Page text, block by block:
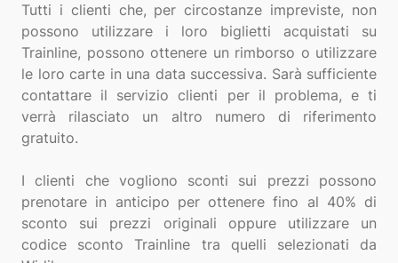
Tutti i clienti che, per circostanze impreviste, non
possono utilizzare i loro biglietti acquistati su
Trainline, possono ottenere un rimborso o utilizzare
le loro carte in una data successiva. Sarà sufficiente
contattare il servizio clienti per il problema, e ti
verrà rilasciato un altro numero di riferimento
gratuito.
I clienti che vogliono sconti sui prezzi possono
prenotare in anticipo per ottenere fino al 40% di
sconto sui prezzi originali oppure utilizzare un
codice sconto Trainline tra quelli selezionati da